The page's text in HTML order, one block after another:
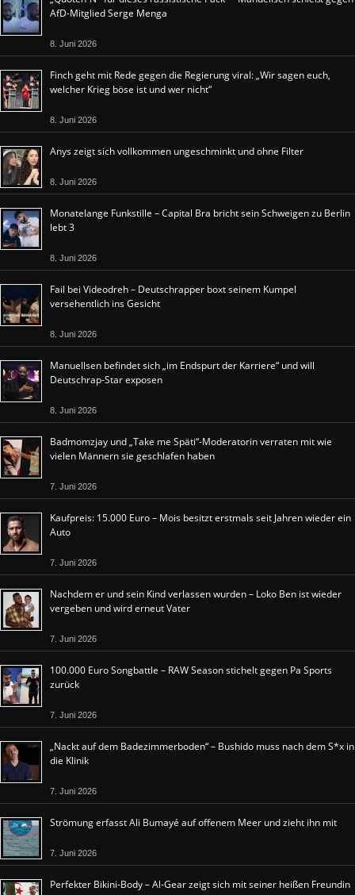
AfD-Mitglied Serge Menga
8. Juni 2026
Finch geht mit Rede gegen die Regierung viral: „Wir sagen euch,
welcher Krieg böse ist und wer nicht“
8. Juni 2026
Anys zeigt sich vollkommen ungeschminkt und ohne Filter
8. Juni 2026
Monatelange Funkstille – Capital Bra bricht sein Schweigen zu Berlin
lebt 3
8. Juni 2026
Fail bei Videodreh – Deutschrapper boxt seinem Kumpel
versehentlich ins Gesicht
8. Juni 2026
Manuellsen befindet sich „im Endspurt der Karriere“ und will
Deutschrap-Star exposen
8. Juni 2026
Badmomzjay und „Take me Späti“-Moderatorin verraten mit wie
vielen Männern sie geschlafen haben
7. Juni 2026
Kaufpreis: 15.000 Euro – Mois besitzt erstmals seit Jahren wieder ein
Auto
7. Juni 2026
Nachdem er und sein Kind verlassen wurden – Loko Ben ist wieder
vergeben und wird erneut Vater
7. Juni 2026
100.000 Euro Songbattle – RAW Season stichelt gegen Pa Sports
zurück
7. Juni 2026
„Nackt auf dem Badezimmerboden“ – Bushido muss nach dem S*x in
die Klinik
7. Juni 2026
Strömung erfasst Ali Bumayé auf offenem Meer und zieht ihn mit
7. Juni 2026
Perfekter Bikini-Body – Al-Gear zeigt sich mit seiner heißen Freundin